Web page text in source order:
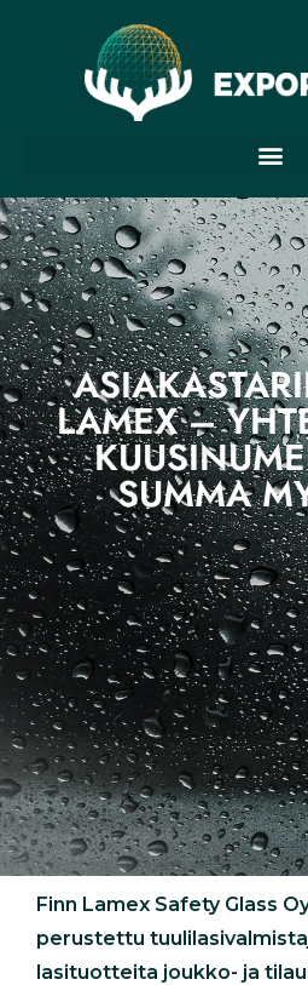
LAMEX –
SUMMA
Finn Lamex Safety Glass
perustettu
lasituotteita joukko- ja